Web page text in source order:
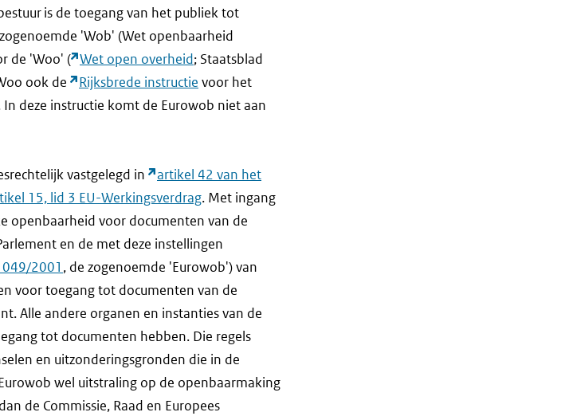
is de toegang van het publiek tot
'Wob' (Wet openbaarheid
de 'Woo' ( Wet open overheid; Staatsblad
ook de
Rijksbrede instructie voor het
deze instructie komt de Eurowob niet aan
vastgelegd in
artikel 42 van het
15, lid 3 EU-Werkingsverdrag. Met ingang
openbaarheid voor documenten van de
en de met deze instellingen
2001 , de zogenoemde 'Eurowob') van
voor toegang tot documenten van de
Alle andere organen en instanties van de
tot documenten hebben. Die regels
en uitzonderingsgronden die in de
wel uitstraling op de openbaarmaking
de Commissie, Raad en Europees